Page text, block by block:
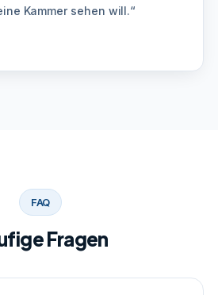
Kammer sehen will.“
FAQ
Fragen